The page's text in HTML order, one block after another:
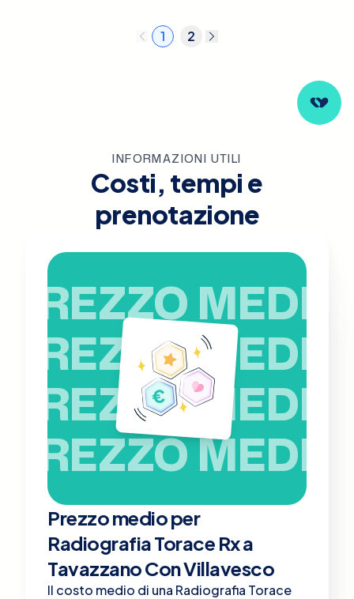
1 2
INFORMAZIONI UTILI
Costi, tempi e
prenotazione
PREZZO MEDIO
PREZZO MEDIO
PREZZO MEDIO
PREZZO MEDIO
Prezzo medio per
Radiografia Torace Rx a
Tavazzano Con Villavesco
Il costo medio di una Radiografia Torace